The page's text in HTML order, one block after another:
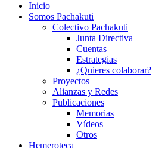
Inicio
Somos Pachakuti
Colectivo Pachakuti
Junta Directiva
Cuentas
Estrategias
¿Quieres colaborar?
Proyectos
Alianzas y Redes
Publicaciones
Memorias
Vídeos
Otros
Hemeroteca